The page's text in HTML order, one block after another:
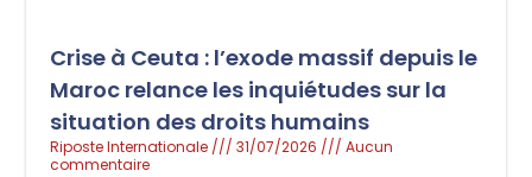
Crise à Ceuta : l’exode massif depuis le
Maroc relance les inquiétudes sur la
situation des droits humains
Riposte Internationale 31/07/2026
Aucun
commentaire